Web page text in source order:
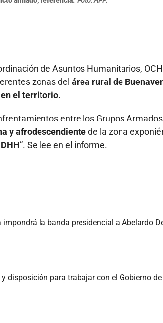
de Asuntos Humanitarios,
zonas del área rural de
el territorio.
entre los Grupos
y afrodescendientede la zona
”. Se lee en el informe.
impondrá la banda presidencial a Abelardo
disposición para trabajar con el Gobierno